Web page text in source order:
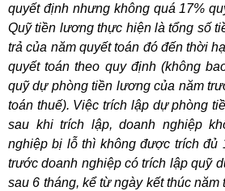
quyết định nhưng không quá 17%
Quỹ tiền lương thực hiện là tổng số
trả của năm quyết toán đó đến thời
quyết toán theo quy định (không
quỹ dự phòng tiền lương của năm
toán thuế). Việc trích lập dự phòng
sau khi trích lập, doanh nghiệp
nghiệp bị lỗ thì không được trích đủ
trước doanh nghiệp có trích lập quỹ
sau 6 tháng, kể từ ngày kết thúc